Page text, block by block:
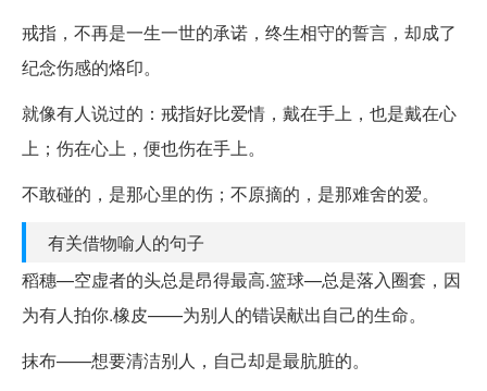
戒指，不再是一生一世的承诺，终生相守的誓言，却成了
纪念伤感的烙印。
就像有人说过的：戒指好比爱情，戴在手上，也是戴在心
上；伤在心上，便也伤在手上。
不敢碰的，是那心里的伤；不原摘的，是那难舍的爱。
有关借物喻人的句子
稻穗—空虚者的头总是昂得最高.篮球—总是落入圈套，因
为有人拍你.橡皮——为别人的错误献出自己的生命。
抹布——想要清洁别人，自己却是最肮脏的。